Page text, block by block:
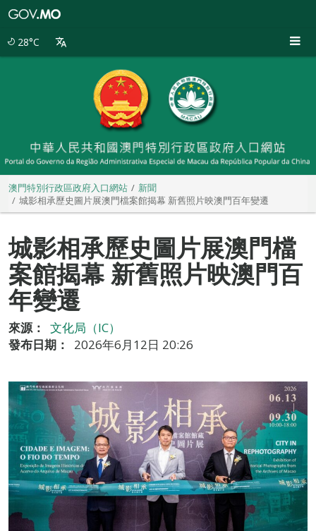
28°C
澳門特別行政區政府入口網站
新聞
城影相承歷史圖片展澳門檔案館揭幕 新舊照片映澳門百年變遷
城影相承歷史圖片展澳門檔
案館揭幕 新舊照片映澳門百
年變遷
來源：
文化局（IC）
發布日期：
2026年6月12日 20:26